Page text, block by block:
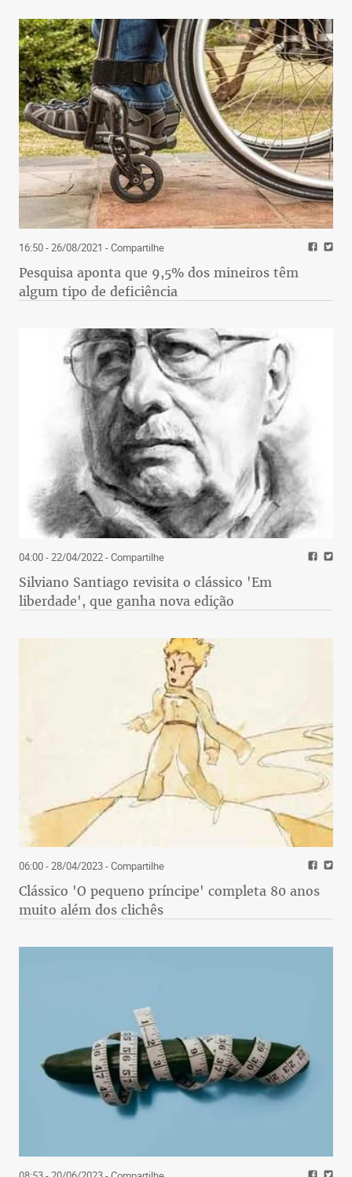
16:50 - 26/08/2021 - Compartilhe
Pesquisa aponta que 9,5% dos mineiros têm
algum tipo de deficiência
04:00 - 22/04/2022- Compartilhe
Silviano Santiago revisita o clássico 'Em
liberdade', que ganha nova edição
06:00 - 28/04/2023- Compartilhe
Clássico 'O pequeno príncipe' completa 80 anos
muito além dos clichês